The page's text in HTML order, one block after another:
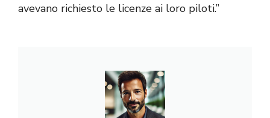
avevano richiesto le licenze ai loro piloti.”